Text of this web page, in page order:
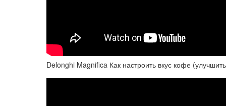
Delonghi Magnifica Как настроить вкус кофе